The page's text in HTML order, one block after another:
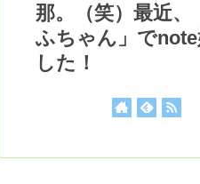
那。（笑）最近、
ふちゃん」でnote
した！